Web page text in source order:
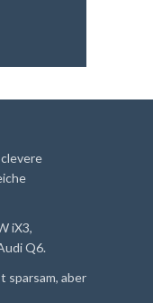
iX3,
Q6.
sparsam, aber